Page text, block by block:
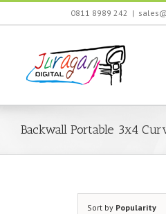
Skip
0811 8989 242 |
Backwall Portable 3x4
Sort by Popularity